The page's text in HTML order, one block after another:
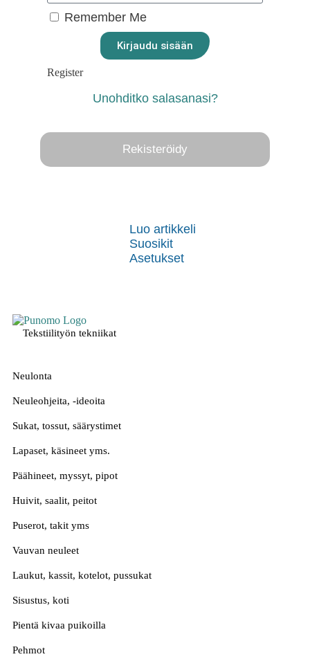
Rekisteröidy
Remember Me
Kirjaudu sisään
Register
Unohditko salasanasi?
Luo artikkeli
Suosikit
Asetukset
Tekstiilityön tekniikat
Neulonta
Neuleohjeita, -ideoita
Sukat, tossut, säärystimet
Lapaset, käsineet yms.
Päähineet, myssyt, pipot
Huivit, saalit, peitot
Puserot, takit yms
Vauvan neuleet
Laukut, kassit, kotelot, pussukat
Sisustus, koti
Pientä kivaa puikoilla
Pehmot